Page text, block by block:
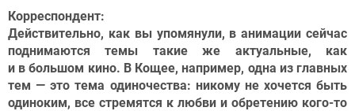
Корреспондент:
Действительно, как вы упомянули, в анимации сейчас
поднимаются темы такие же актуальные, как
и в большом кино. В Кощее, например, одна из главных
тем — это тема одиночества: никому не хочется быть
одиноким, все стремятся к любви и обретению кого-то